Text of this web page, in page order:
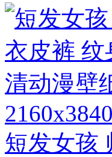
2160x3840
短发女孩